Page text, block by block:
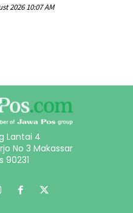
2026 10:07 AM
Lantai 4
No 3 Makassar
90231